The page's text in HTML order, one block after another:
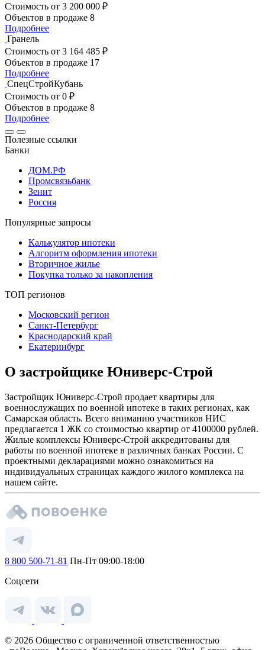
Стоимость от 3 200 000 ₽
Объектов в продаже 8
Подробнее
Гранель
Стоимость от 3 164 485 ₽
Объектов в продаже 17
Подробнее
СпецСтройКубань
Стоимость от 0 ₽
Объектов в продаже 8
Подробнее
Полезные ссылки
Банки
ДОМ.РФ
Промсвязьбанк
Зенит
Россия
Популярные запросы
Калькулятор ипотеки
Алгоритм оформления ипотеки
Вторичное жилье
Покупка только за накопления
ТОП регионов
Московский регион
Санкт-Петербург
Краснодарский край
Екатеринбург
О застройщике Юниверс-Строй
Застройщик Юниверс-Строй продает квартиры для
военнослужащих по военной ипотеке в таких регионах, как
Самарская область. Всего вниманию участников НИС
предлагается 1 ЖК со стоимостью квартир от 4100000 рублей.
Жилые комплексы Юниверс-Строй аккредитованы для
работы по военной ипотеке в различных банках России. С
проектными декларациями можно ознакомиться на
индивидуальных страницах каждого жилого комплекса на
нашем сайте.
8 800 500-71-81 Пн-Пт 09:00-18:00
Соцсети
© 2026 Общество с ограниченной ответственностью